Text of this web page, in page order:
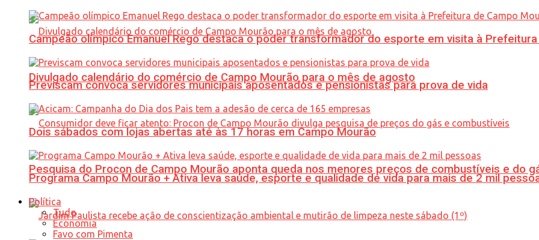
Divulgado calendário do comércio de Campo Mourão para o mês de agosto
Pesquisa do Procon de Campo Mourão aponta queda nos menores preços de combustíveis e do
Campeão olímpico Emanuel Rego destaca o poder transformador do esporte em visita à
Previscam convoca servidores municipais aposentados e pensionistas para prova de vida
Dois sábados com lojas abertas até às 17 horas em Campo Mourão
Programa Campo Mourão + Ativa leva saúde, esporte e qualidade de vida para mais de 2 mil
Política
Tudo
Economia
Favo com Pimenta